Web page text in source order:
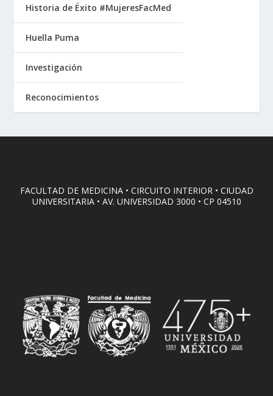
Historia de Éxito #MujeresFacMed
Huella Puma
Investigación
Reconocimientos
FACULTAD DE MEDICINA • CIRCUITO INTERIOR • CIUDAD
UNIVERSITARIA • AV. UNIVERSIDAD 3000 • CP 04510